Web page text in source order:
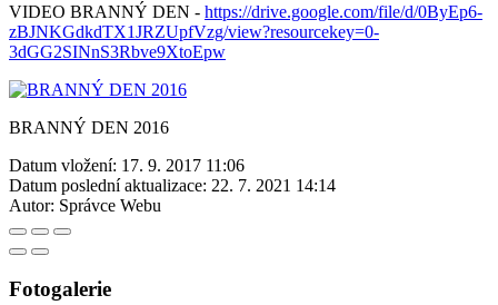
VIDEO BRANNÝ DEN - https://drive.google.com/file/d/0ByEp6-
zBJNKGdkdTX1JRZUpfVzg/view?resourcekey=0-
3dGG2SINnS3Rbve9XtoEpw
BRANNÝ DEN 2016
Datum vložení: 17. 9. 2017 11:06
Datum poslední aktualizace: 22. 7. 2021 14:14
Autor: Správce Webu
Fotogalerie